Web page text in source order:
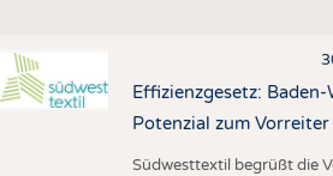
Effizienzgesetz:
Potenzial zum Vorreiter
Südwesttextil begrüßt die